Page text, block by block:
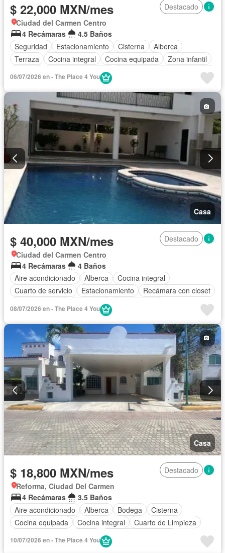
$ 22,000 MXN/mes
Destacado
Ciudad del Carmen Centro
4 Recámaras
4.5 Baños
Seguridad
Estacionamiento Cisterna
Alberca
Terraza
Cocina integral Cocina equipada
Zona infantil
Aire acondicionado
Circuito cerrado de televisión
Cuarto de Limpieza
Despacho
Vista panorámica
Recámara con closet Sin amueblar
06/07/2026 en - The Place 4 You
Casa
$ 40,000 MXN/mes
Destacado
Ciudad del Carmen Centro
4 Recámaras
4 Baños
Aire acondicionado
Alberca
Cocina integral
Cuarto de servicio
Estacionamiento
Recámara con closet
Seguridad
08/07/2026 en - The Place 4 You
Casa
$ 18,800 MXN/mes
Destacado
Reforma, Ciudad Del Carmen
4 Recámaras
3.5 Baños
Aire acondicionado
Alberca Bodega
Cisterna
Cocina equipada
Cocina integral
Cuarto de Limpieza
Recámara con closet
Completamente amueblado
10/07/2026 en - The Place 4 You